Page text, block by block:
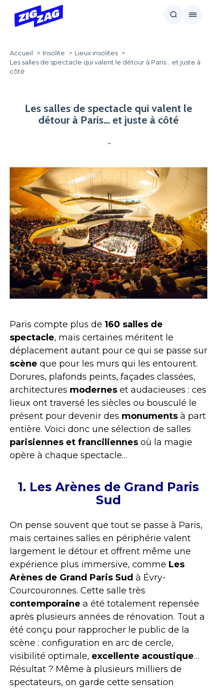
Accueil Insolite
Lieux insolites
Les salles de spectacle qui valent le détour à Paris… et juste à
côté
Les salles de spectacle qui valent le
détour à Paris… et juste à côté
-
Paris compte plus de 160 salles de
spectacle, mais certaines méritent le
déplacement autant pour ce qui se passe sur
scène que pour les murs qui les entourent.
Dorures, plafonds peints, façades classées,
architectures modernes et audacieuses : ces
lieux ont traversé les siècles ou bousculé le
présent pour devenir des monuments à part
entière. Voici donc une sélection de salles
parisiennes et franciliennes où la magie
opère à chaque spectacle…
1. Les Arènes de Grand Paris
Sud
On pense souvent que tout se passe à Paris,
mais certaines salles en périphérie valent
largement le détour et offrent même une
expérience plus immersive, comme Les
Arènes de Grand Paris Sud à Évry-
Courcouronnes. Cette salle très
contemporaine a été totalement repensée
après plusieurs années de rénovation. Tout a
été conçu pour rapprocher le public de la
scène : configuration en arc de cercle,
visibilité optimale, excellente acoustique…
Résultat ? Même à plusieurs milliers de
spectateurs, on garde cette sensation